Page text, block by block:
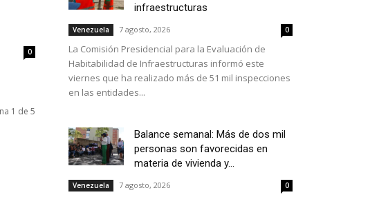
0
1 de 5
infraestructuras
Venezuela 7 agosto, 2026 0
La Comisión Presidencial para la Evaluación de
Habitabilidad de Infraestructuras informó este
viernes que ha realizado más de 51 mil inspecciones
en las entidades...
Balance semanal: Más de dos mil
personas son favorecidas en
materia de vivienda y...
Venezuela 7 agosto, 2026 0